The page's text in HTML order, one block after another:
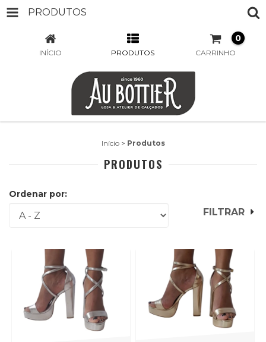
PRODUTOS
INÍCIO PRODUTOS CARRINHO
0
Início > Produtos
PRODUTOS
Ordenar por:
FILTRAR